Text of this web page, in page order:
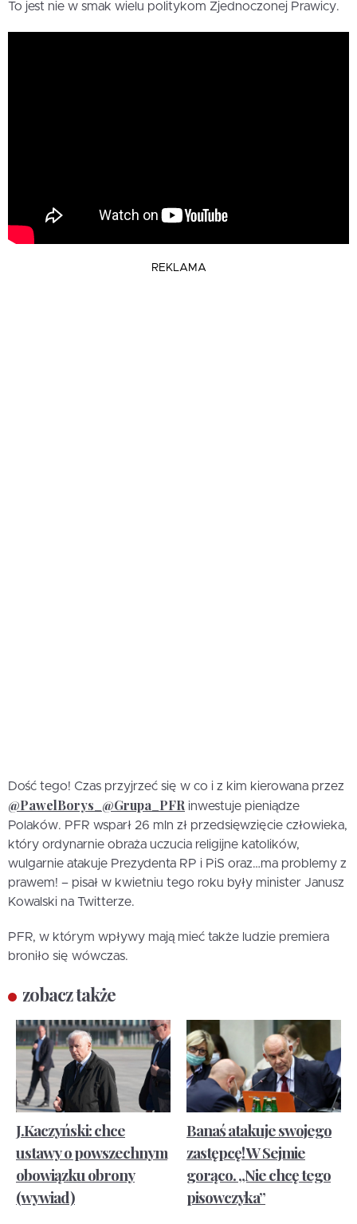
To jest nie w smak wielu politykom Zjednoczonej Prawicy.
REKLAMA
Dość tego! Czas przyjrzeć się w co i z kim kierowana przez
@PawelBorys_ @Grupa_PFR inwestuje pieniądze
Polaków. PFR wsparł 26 mln zł przedsięwzięcie człowieka,
który ordynarnie obraża uczucia religijne katolików,
wulgarnie atakuje Prezydenta RP i PiS oraz…ma problemy z
prawem! – pisał w kwietniu tego roku były minister Janusz
Kowalski na Twitterze.
PFR, w którym wpływy mają mieć także ludzie premiera
broniło się wówczas.
zobacz także
J.Kaczyński: chce
ustawy o powszechnym
obowiązku obrony
(wywiad)
Banaś atakuje swojego
zastępcę! W Sejmie
gorąco. „Nie chcę tego
pisowczyka”